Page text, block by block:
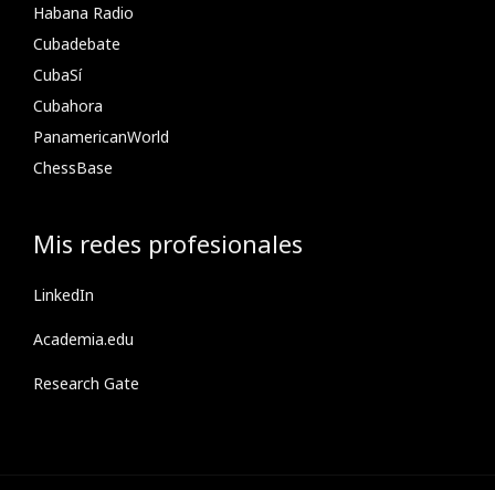
Habana Radio
Cubadebate
CubaSí
Cubahora
PanamericanWorld
ChessBase
Mis redes profesionales
LinkedIn
Academia.edu
Research Gate